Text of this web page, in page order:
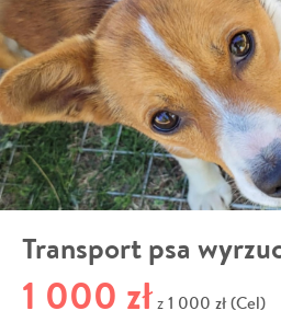
Transport psa
1 000 zł z 1 000 zł (Cel)